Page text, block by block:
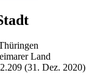
Land
(31. Dez. 2020)